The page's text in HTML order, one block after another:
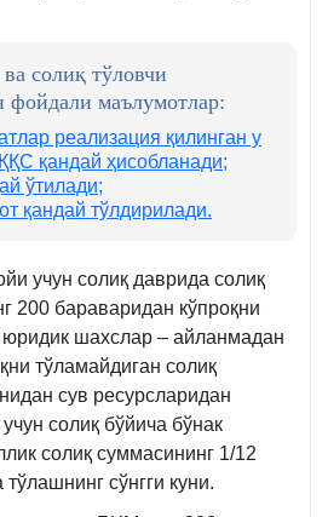
солиқ тўловчи
фойдали маълумотлар:
реализация қилинган у
қандай ҳисобланади;
ўтилади;
қандай тўлдирилади.
учун солиқ даврида солиқ
200 бараваридан кўпроқни
юридик шахслар – айланмадан
тўламайдиган солиқ
сув ресурсларидан
солиқ бўйича бўнак
солиқ суммасининг 1/12
сўнгги куни.